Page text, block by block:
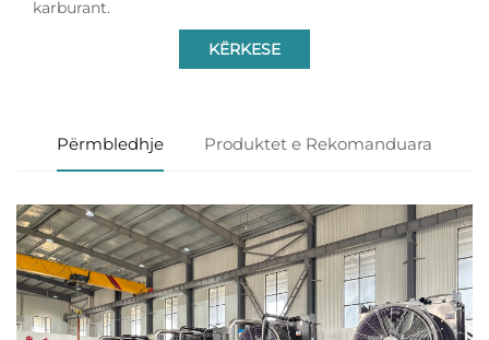
karburant.
KËRKESE
Përmbledhje Produktet e Rekomanduara